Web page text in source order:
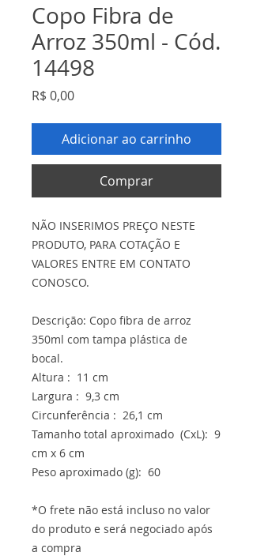
Copo Fibra de
Arroz 350ml - Cód.
14498
R$ 0,00Preço
Adicionar ao carrinho
Comprar
NÃO INSERIMOS PREÇO NESTE
PRODUTO, PARA COTAÇÃO E
VALORES ENTRE EM CONTATO
CONOSCO.
Descrição: Copo fibra de arroz
350ml com tampa plástica de
bocal.
Altura : 11 cm
Largura : 9,3 cm
Circunferência : 26,1 cm
Tamanho total aproximado (CxL): 9
cm x 6 cm
Peso aproximado (g): 60
*O frete não está incluso no valor
do produto e será negociado após
a compra